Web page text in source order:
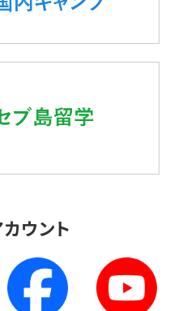
ウント